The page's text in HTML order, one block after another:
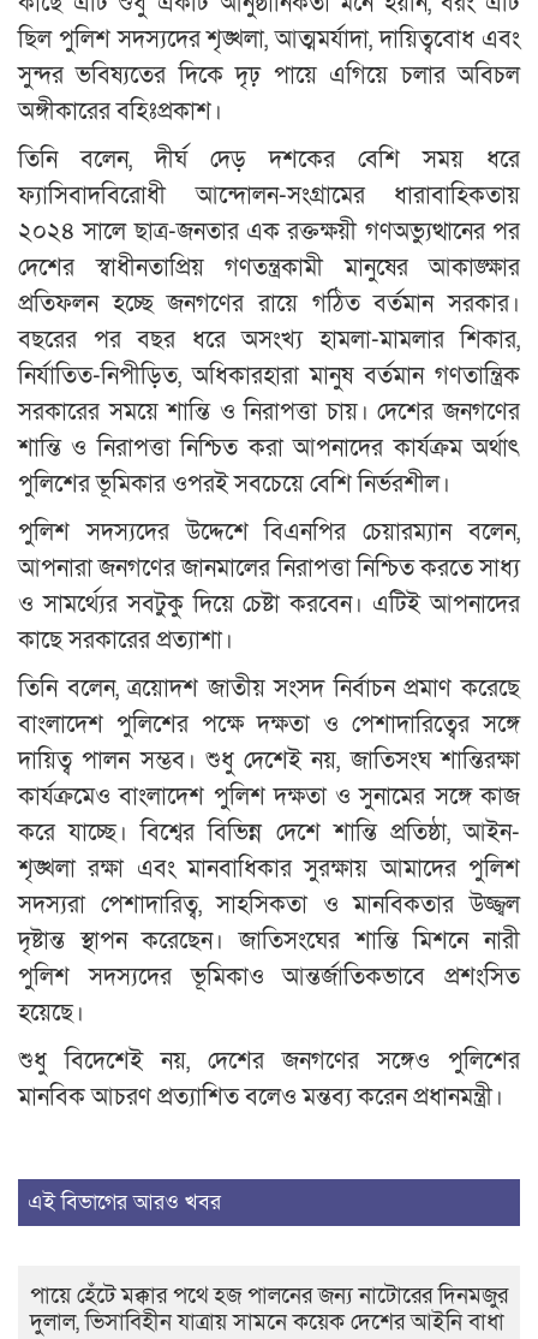
ছিল পুলিশ সদস্যদের শৃঙ্খলা, আত্মমর্যাদা, দায়িত্ববোধ এবং
সুন্দর ভবিষ্যতের দিকে দৃঢ় পায়ে এগিয়ে চলার অবিচল
অঙ্গীকারের বহিঃপ্রকাশ।
তিনি বলেন, দীর্ঘ দেড় দশকের বেশি সময় ধরে
ফ্যাসিবাদবিরোধী আন্দোলন-সংগ্রামের ধারাবাহিকতায়
২০২৪ সালে ছাত্র-জনতার এক রক্তক্ষয়ী গণঅভ্যুত্থানের পর
দেশের স্বাধীনতাপ্রিয় গণতন্ত্রকামী মানুষের আকাঙ্ক্ষার
প্রতিফলন হচ্ছে জনগণের রায়ে গঠিত বর্তমান সরকার।
বছরের পর বছর ধরে অসংখ্য হামলা-মামলার শিকার,
নির্যাতিত-নিপীড়িত, অধিকারহারা মানুষ বর্তমান গণতান্ত্রিক
সরকারের সময়ে শান্তি ও নিরাপত্তা চায়। দেশের জনগণের
শান্তি ও নিরাপত্তা নিশ্চিত করা আপনাদের কার্যক্রম অর্থাৎ
পুলিশের ভূমিকার ওপরই সবচেয়ে বেশি নির্ভরশীল।
পুলিশ সদস্যদের উদ্দেশে বিএনপির চেয়ারম্যান বলেন,
আপনারা জনগণের জানমালের নিরাপত্তা নিশ্চিত করতে সাধ্য
ও সামর্থ্যের সবটুকু দিয়ে চেষ্টা করবেন। এটিই আপনাদের
কাছে সরকারের প্রত্যাশা।
তিনি বলেন, ত্রয়োদশ জাতীয় সংসদ নির্বাচন প্রমাণ করেছে
বাংলাদেশ পুলিশের পক্ষে দক্ষতা ও পেশাদারিত্বের সঙ্গে
দায়িত্ব পালন সম্ভব। শুধু দেশেই নয়, জাতিসংঘ শান্তিরক্ষা
কার্যক্রমেও বাংলাদেশ পুলিশ দক্ষতা ও সুনামের সঙ্গে কাজ
করে যাচ্ছে। বিশ্বের বিভিন্ন দেশে শান্তি প্রতিষ্ঠা, আইন-
শৃঙ্খলা রক্ষা এবং মানবাধিকার সুরক্ষায় আমাদের পুলিশ
সদস্যরা পেশাদারিত্ব, সাহসিকতা ও মানবিকতার উজ্জ্বল
দৃষ্টান্ত স্থাপন করেছেন। জাতিসংঘের শান্তি মিশনে নারী
পুলিশ সদস্যদের ভূমিকাও আন্তর্জাতিকভাবে প্রশংসিত
হয়েছে।
শুধু বিদেশেই নয়, দেশের জনগণের সঙ্গেও পুলিশের
মানবিক আচরণ প্রত্যাশিত বলেও মন্তব্য করেন প্রধানমন্ত্রী।
এই বিভাগের আরও খবর
পায়ে হেঁটে মক্কার পথে হজ পালনের জন্য নাটোরের দিনমজুর
দুলাল, ভিসাবিহীন যাত্রায় সামনে কয়েক দেশের আইনি বাধা